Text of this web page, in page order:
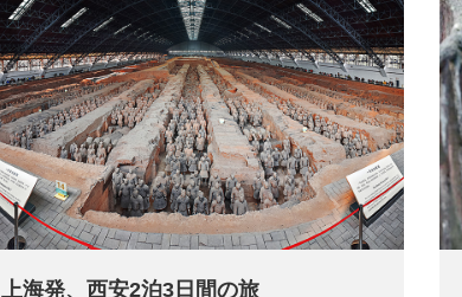
上海発、西安2泊3日間の旅